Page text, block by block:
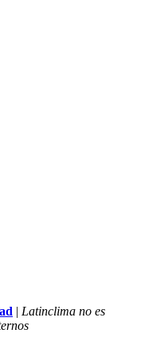
| Latinclima no es